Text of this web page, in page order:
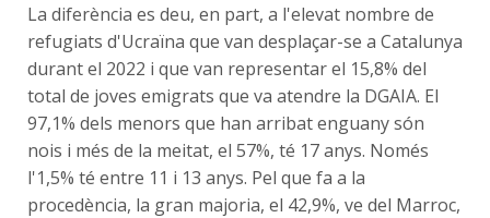
La diferència es deu, en part, a l'elevat nombre de
refugiats d'Ucraïna que van desplaçar-se a Catalunya
durant el 2022 i que van representar el 15,8% del
total de joves emigrats que va atendre la DGAIA. El
97,1% dels menors que han arribat enguany són
nois i més de la meitat, el 57%, té 17 anys. Només
l'1,5% té entre 11 i 13 anys. Pel que fa a la
procedència, la gran majoria, el 42,9%, ve del Marroc,